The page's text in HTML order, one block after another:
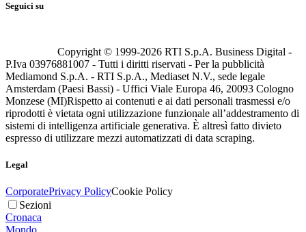
Seguici su
Copyright © 1999-2026 RTI S.p.A. Business Digital -
P.Iva 03976881007 - Tutti i diritti riservati - Per la pubblicità
Mediamond S.p.A. - RTI S.p.A., Mediaset N.V., sede legale
Amsterdam (Paesi Bassi) - Uffici Viale Europa 46, 20093 Cologno
Monzese (MI)Rispetto ai contenuti e ai dati personali trasmessi e/o
riprodotti è vietata ogni utilizzazione funzionale all’addestramento di
sistemi di intelligenza artificiale generativa. È altresì fatto divieto
espresso di utilizzare mezzi automatizzati di data scraping.
Legal
CorporatePrivacy PolicyCookie Policy
Sezioni
Cronaca
Mondo